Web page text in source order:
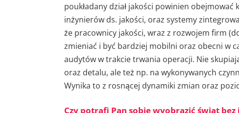
poukładany dział jakości powinien
inżynierów ds. jakości, oraz systemy
że pracownicy jakości, wraz z rozwojem firm
zmieniać i być bardziej mobilni oraz obecni w
audytów w trakcie trwania operacji. Nie
oraz detalu, ale też np. na wykonywanych
Wynika to z rosnącej dynamiki zmian oraz
Czy potrafi Pan sobie wyobrazić świat bez